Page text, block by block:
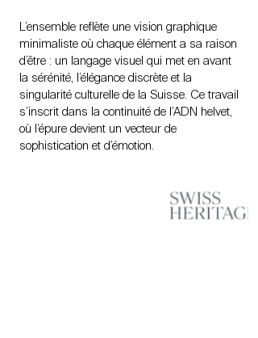
L’ensemble reflète une vision graphique
minimaliste où chaque élément a sa raison
d’être : un langage visuel qui met en avant
la sérénité, l’élégance discrète et la
singularité culturelle de la Suisse. Ce travail
s’inscrit dans la continuité de l’ADN helvet,
où l’épure devient un vecteur de
sophistication et d’émotion.